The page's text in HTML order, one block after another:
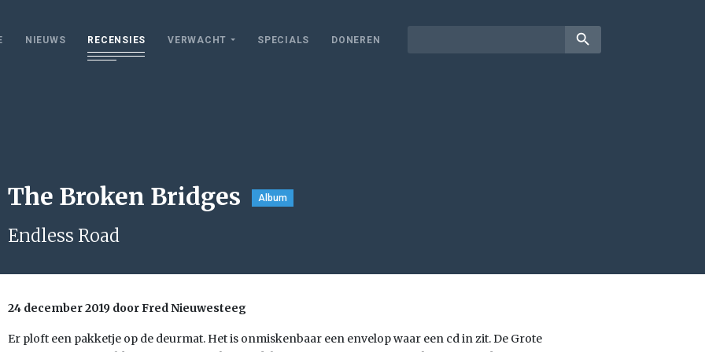
NIEUWS RECENSIES VERWACHT SPECIALS DONEREN search
The Broken Bridges Album
Endless Road
24 december 2019 door Fred Nieuwesteeg
Er ploft een pakketje op de deurmat. Het is onmiskenbaar een envelop waar een cd in zit. De Grote